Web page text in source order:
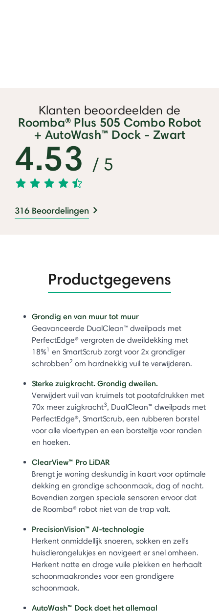
Klanten beoordeelden de
Roomba® Plus 505 Combo Robot
+ AutoWash™ Dock - Zwart
4.53 / 5
316 Beoordelingen
Productgegevens
Grondig en van muur tot muur
Geavanceerde DualClean™ dweilpads met
PerfectEdge® vergroten de dweildekking met
18%1 en SmartScrub zorgt voor 2x grondiger
schrobben2 om hardnekkig vuil te verwijderen.
Sterke zuigkracht. Grondig dweilen.
Verwijdert vuil van kruimels tot pootafdrukken met
70x meer zuigkracht3, DualClean™ dweilpads met
PerfectEdge®, SmartScrub, een rubberen borstel
voor alle vloertypen en een borsteltje voor randen
en hoeken.
ClearView™ Pro LiDAR
Brengt je woning deskundig in kaart voor optimale
dekking en grondige schoonmaak, dag of nacht.
Bovendien zorgen speciale sensoren ervoor dat
de Roomba® robot niet van de trap valt.
PrecisionVision™ AI-technologie
Herkent onmiddellijk snoeren, sokken en zelfs
huisdierongelukjes en navigeert er snel omheen.
Herkent natte en droge vuile plekken en herhaalt
schoonmaakrondes voor een grondigere
schoonmaak.
AutoWash™ Dock doet het allemaal